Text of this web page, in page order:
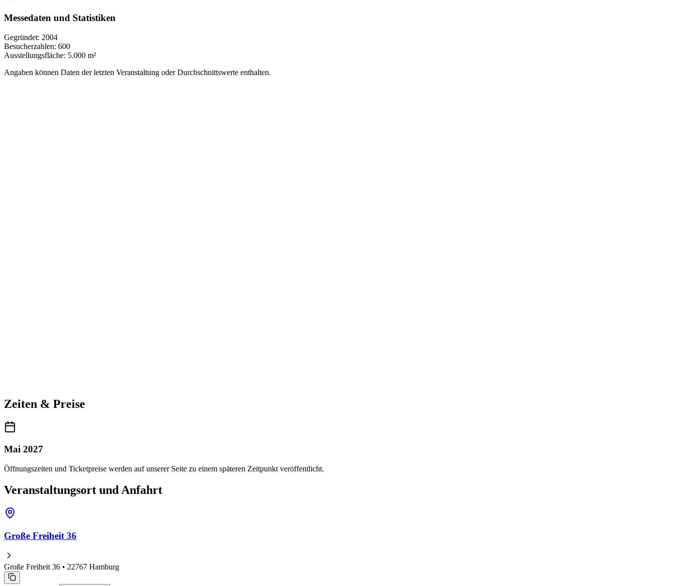
Messedaten und Statistiken
Gegründet: 2004
Besucherzahlen: 600
Ausstellungsfläche: 5.000 m²
Angaben können Daten der letzten Veranstaltung oder Durchschnittswerte enthalten.
Zeiten & Preise
Mai 2027
Öffnungszeiten und Ticketpreise werden auf unserer Seite zu einem späteren Zeitpunkt veröffentlicht.
Veranstaltungsort und Anfahrt
Große Freiheit 36
Große Freiheit 36 • 22767 Hamburg